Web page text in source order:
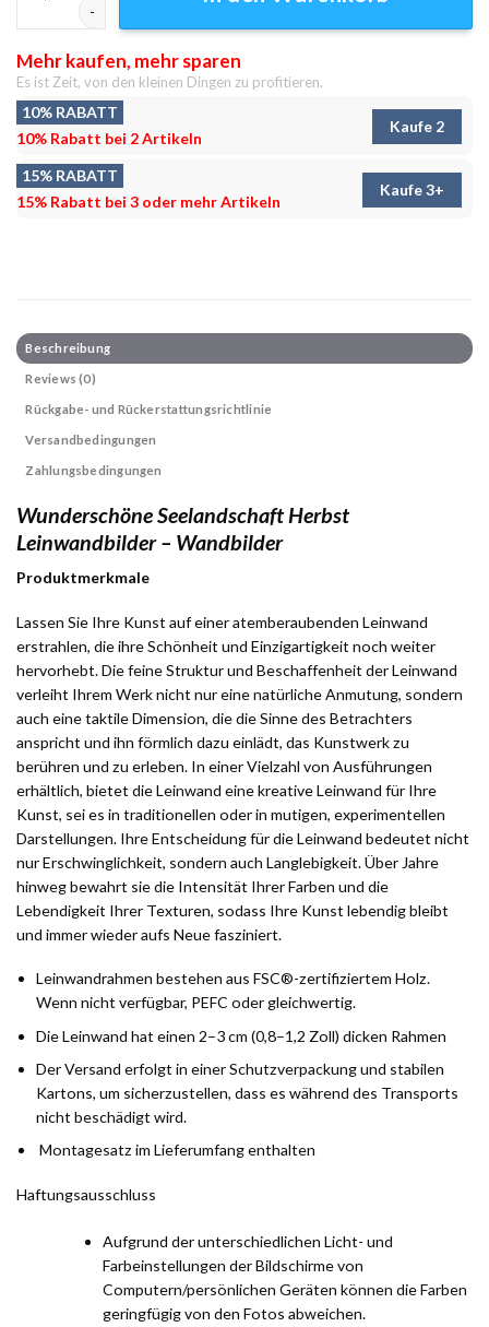
Mehr kaufen, mehr sparen
Es ist Zeit, von den kleinen Dingen zu profitieren.
10% RABATT
10% Rabatt bei 2 Artikeln
Kaufe 2
15% RABATT
15% Rabatt bei 3 oder mehr Artikeln
Kaufe 3+
Beschreibung
Reviews (0)
Rückgabe- und Rückerstattungsrichtlinie
Versandbedingungen
Zahlungsbedingungen
Wunderschöne Seelandschaft Herbst
Leinwandbilder – Wandbilder
Produktmerkmale
Lassen Sie Ihre Kunst auf einer atemberaubenden Leinwand
erstrahlen, die ihre Schönheit und Einzigartigkeit noch weiter
hervorhebt. Die feine Struktur und Beschaffenheit der Leinwand
verleiht Ihrem Werk nicht nur eine natürliche Anmutung, sondern
auch eine taktile Dimension, die die Sinne des Betrachters
anspricht und ihn förmlich dazu einlädt, das Kunstwerk zu
berühren und zu erleben. In einer Vielzahl von Ausführungen
erhältlich, bietet die Leinwand eine kreative Leinwand für Ihre
Kunst, sei es in traditionellen oder in mutigen, experimentellen
Darstellungen. Ihre Entscheidung für die Leinwand bedeutet nicht
nur Erschwinglichkeit, sondern auch Langlebigkeit. Über Jahre
hinweg bewahrt sie die Intensität Ihrer Farben und die
Lebendigkeit Ihrer Texturen, sodass Ihre Kunst lebendig bleibt
und immer wieder aufs Neue fasziniert.
Leinwandrahmen bestehen aus FSC®-zertifiziertem Holz.
Wenn nicht verfügbar, PEFC oder gleichwertig.
Die Leinwand hat einen 2–3 cm (0,8–1,2 Zoll) dicken Rahmen
Der Versand erfolgt in einer Schutzverpackung und stabilen
Kartons, um sicherzustellen, dass es während des Transports
nicht beschädigt wird.
Montagesatz im Lieferumfang enthalten
Haftungsausschluss
Aufgrund der unterschiedlichen Licht- und
Farbeinstellungen der Bildschirme von
Computern/persönlichen Geräten können die Farben
geringfügig von den Fotos abweichen.